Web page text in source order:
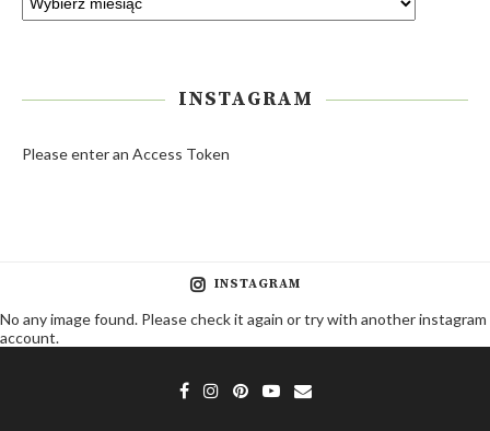
INSTAGRAM
Please enter an Access Token
INSTAGRAM
No any image found. Please check it again or try with another instagram
account.